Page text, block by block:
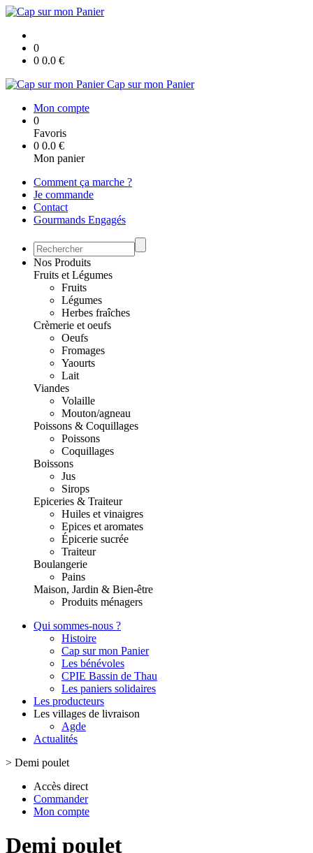
0
0 0.0 €
Cap sur mon Panier
Mon compte
0
Favoris
0 0.0 €
Mon panier
Comment ça marche ?
Je commande
Contact
Gourmands Engagés
Nos Produits
Fruits et Légumes
Fruits
Légumes
Herbes fraîches
Crèmerie et oeufs
Oeufs
Fromages
Yaourts
Lait
Viandes
Volaille
Mouton/agneau
Poissons & Coquillages
Poissons
Coquillages
Boissons
Jus
Sirops
Epiceries & Traiteur
Huiles et vinaigres
Epices et aromates
Épicerie sucrée
Traiteur
Boulangerie
Pains
Maison, Jardin & Bien-être
Produits ménagers
Qui sommes-nous ?
Histoire
Cap sur mon Panier
Les bénévoles
CPIE Bassin de Thau
Les paniers solidaires
Les producteurs
Les villages de livraison
Agde
Actualités
> Demi poulet
Accès direct
Commander
Mon compte
Demi poulet